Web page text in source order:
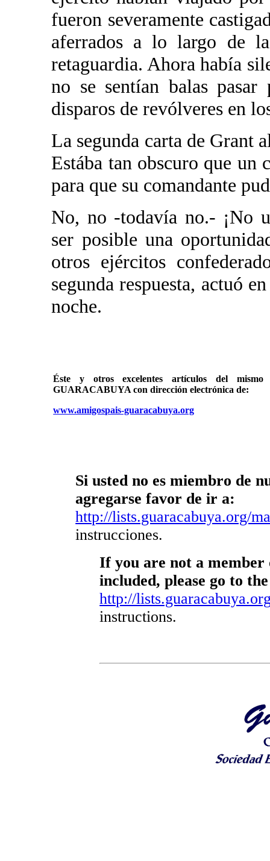
fueron severamente
aferrados a lo largo de
retaguardia. Ahora había
no se sentían balas pasar
disparos de revólveres en
La segunda carta de Grant
Estába tan obscuro que un
para que su comandante
No, no -todavía no.- ¡No
ser posible una
otros ejércitos
segunda respuesta, actuó
noche.
Éste y otros excelentes artículos del
GUARACABUYA con dirección electrónica de:
www.amigospais-guaracabuya.org
Si usted no es miembro de
agregarse favor de ir a:
http://lists.guaracabuya.org/
instrucciones.
If you are not a
included, please go to
http://
instructions.